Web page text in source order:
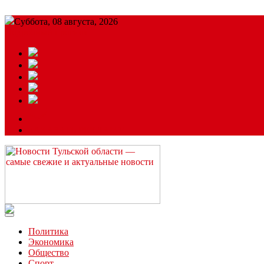
Суббота, 08 августа, 2026
Читайте последние новости дня в Тульской области на сайте
Политика
Экономика
Общество